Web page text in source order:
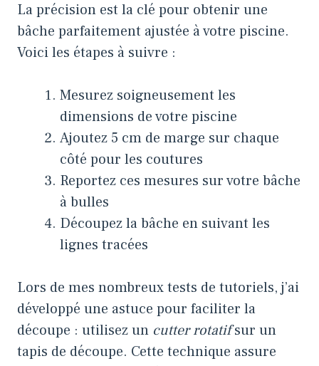
La précision est la clé pour obtenir une
bâche parfaitement ajustée à votre piscine.
Voici les étapes à suivre :
Mesurez soigneusement les
dimensions de votre piscine
Ajoutez 5 cm de marge sur chaque
côté pour les coutures
Reportez ces mesures sur votre bâche
à bulles
Découpez la bâche en suivant les
lignes tracées
Lors de mes nombreux tests de tutoriels, j’ai
développé une astuce pour faciliter la
découpe : utilisez un cutter rotatifsur un
tapis de découpe. Cette technique assure